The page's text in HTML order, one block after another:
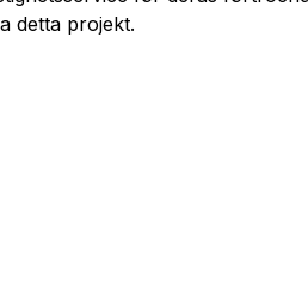
detta projekt.